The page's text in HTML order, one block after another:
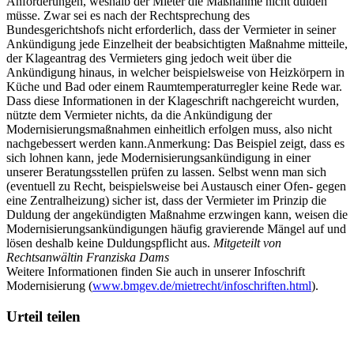
müsse. Zwar sei es nach der Rechtsprechung des
Bundesgerichtshofs nicht erforderlich, dass der Vermieter in seiner
Ankündigung jede Einzelheit der beabsichtigten Maßnahme mitteile,
der Klageantrag des Vermieters ging jedoch weit über die
Ankündigung hinaus, in welcher beispielsweise von Heizkörpern in
Küche und Bad oder einem Raumtemperaturregler keine Rede war.
Dass diese Informationen in der Klageschrift nachgereicht wurden,
nützte dem Vermieter nichts, da die Ankündigung der
Modernisierungsmaßnahmen einheitlich erfolgen muss, also nicht
nachgebessert werden kann.Anmerkung: Das Beispiel zeigt, dass es
sich lohnen kann, jede Modernisierungsankündigung in einer
unserer Beratungsstellen prüfen zu lassen. Selbst wenn man sich
(eventuell zu Recht, beispielsweise bei Austausch einer Ofen- gegen
eine Zentralheizung) sicher ist, dass der Vermieter im Prinzip die
Duldung der angekündigten Maßnahme erzwingen kann, weisen die
Modernisierungsankündigungen häufig gravierende Mängel auf und
lösen deshalb keine Duldungspflicht aus. Mitgeteilt von
Rechtsanwältin Franziska Dams
Weitere Informationen finden Sie auch in unserer Infoschrift
Modernisierung (www.bmgev.de/mietrecht/infoschriften.html).
Urteil teilen